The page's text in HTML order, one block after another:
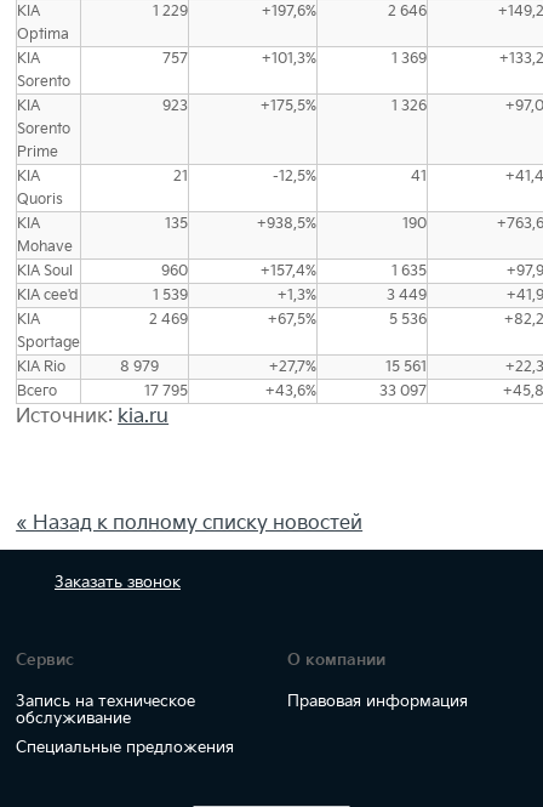
KIA
Optima
1 229 +197,6% 2 646
KIA
Sorento
757 +101,3% 1 369
KIA
Sorento
Prime
923 +175,5% 1 326
KIA
Quoris
21 -12,5% 41
KIA
Mohave
135 +938,5% 190
KIA Soul 960 +157,4% 1 635
KIA cee'd
1 539 +1,3% 3 449
KIA
Sportage
2 469 +67,5% 5 536
KIA Rio 8 979 +27,7% 15 561
Всего
17 795 +43,6% 33 097
Источник: kia.ru
« Назад к полному списку новостей
Заказать звонок
Сервис
Запись на техническое
обслуживание
Специальные предложения
О компании
Правовая информация